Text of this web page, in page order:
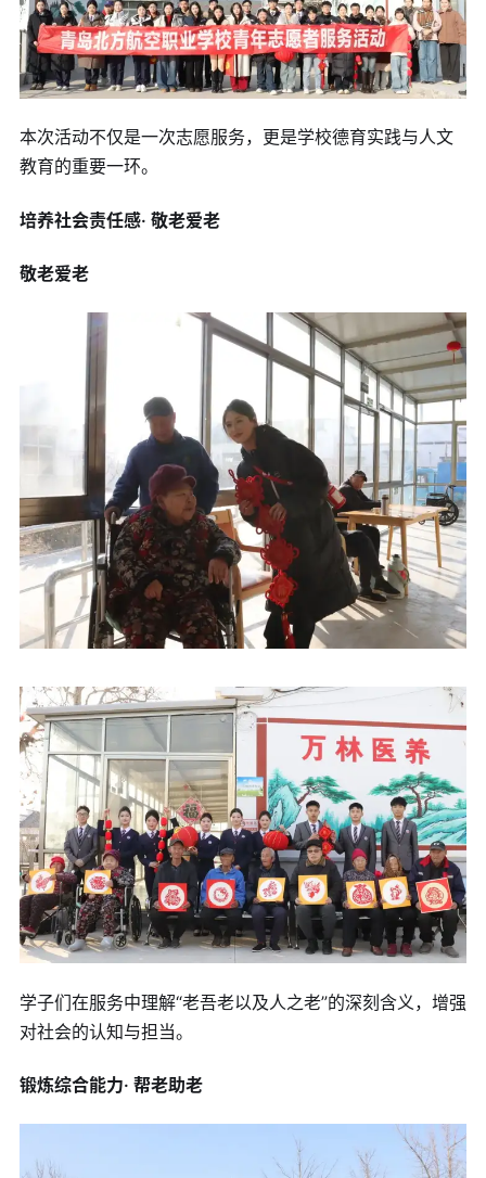
本次活动不仅是一次志愿服务，更是学校德育实践与人文
教育的重要一环。
培养社会责任感· 敬老爱老
敬老爱老
学子们在服务中理解“老吾老以及人之老”的深刻含义，增强
对社会的认知与担当。
锻炼综合能力· 帮老助老